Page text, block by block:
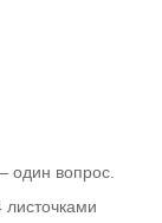
вопрос.